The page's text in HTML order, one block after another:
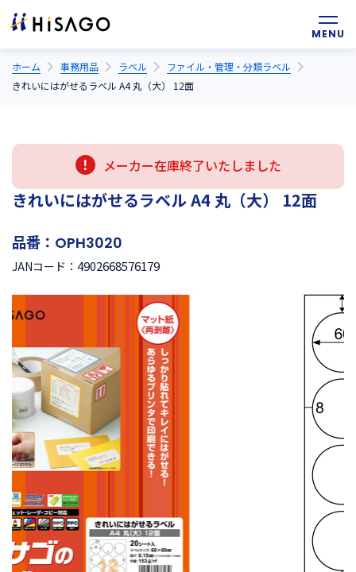
ホーム 事務用品 ラベル
ファイル・管理・分類ラベル
きれいにはがせるラベル A4 丸（大） 12面
メーカー在庫終了いたしました
きれいにはがせるラベル A4 丸（大） 12面
品番： OPH3020
JANコード： 4902668576179